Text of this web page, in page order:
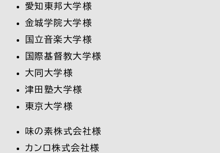
愛知東邦大学様
金城学院大学様
国立音楽大学様
国際基督教大学様
大同大学様
津田塾大学様
東京大学様
味の素株式会社様
カンロ株式会社様